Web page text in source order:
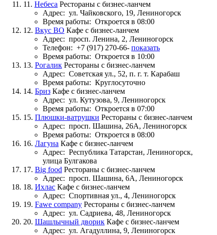
11. Небеса Рестораны с бизнес-ланчем
Адрес: ул. Чайковского, 19, Лениногорск
Время работы: Откроется в 08:00
12. Вкус ВО Кафе с бизнес-ланчем
Адрес: просп. Ленина, 2, Лениногорск
Телефон: +7 (917) 270-66- показать
Время работы: Откроется в 10:00
13. Рогалик Рестораны с бизнес-ланчем
Адрес: Советская ул., 52, п. г. т. Карабаш
Время работы: Круглосуточно
14. Бриз Кафе с бизнес-ланчем
Адрес: ул. Кутузова, 9, Лениногорск
Время работы: Откроется в 07:00
15. Плюшки-ватрушки Рестораны с бизнес-ланчем
Адрес: просп. Шашина, 26А, Лениногорск
Время работы: Откроется в 08:00
16. Лагуна Кафе с бизнес-ланчем
Адрес: Республика Татарстан, Лениногорск,
улица Булгакова
17. Big food Рестораны с бизнес-ланчем
Адрес: просп. Шашина, 6А, Лениногорск
18. Ихлас Кафе с бизнес-ланчем
Адрес: Спортивная ул., 4, Лениногорск
19. Fawe company Рестораны с бизнес-ланчем
Адрес: ул. Садриева, 48, Лениногорск
20. Шашлычный дворик Кафе с бизнес-ланчем
Адрес: ул. Агадуллина, 9, Лениногорск